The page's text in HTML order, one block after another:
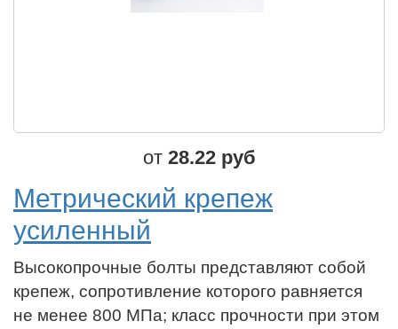
от 28.22 руб
Метрический крепеж
усиленный
Высокопрочные болты представляют собой
крепеж, сопротивление которого равняется
не менее 800 МПа; класс прочности при этом